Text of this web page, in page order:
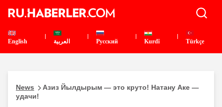
English العربية Pусский Kurdî Türkçe
News
Азиз Йылдырым — это круто! Натану Аке —
удачи!